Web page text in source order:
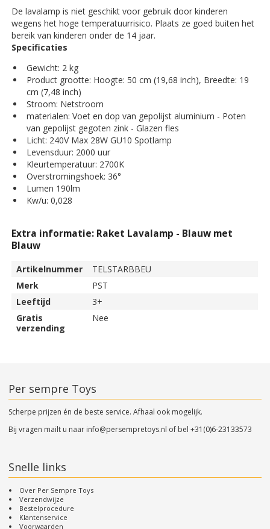
De lavalamp is niet geschikt voor gebruik door kinderen
wegens het hoge temperatuurrisico. Plaats ze goed buiten het
bereik van kinderen onder de 14 jaar.
Specificaties
Gewicht: 2 kg
Product grootte: Hoogte: 50 cm (19,68 inch), Breedte: 19
cm (7,48 inch)
Stroom: Netstroom
materialen: Voet en dop van gepolijst aluminium - Poten
van gepolijst gegoten zink - Glazen fles
Licht: 240V Max 28W GU10 Spotlamp
Levensduur: 2000 uur
Kleurtemperatuur: 2700K
Overstromingshoek: 36°
Lumen 190lm
Kw/u: 0,028
Extra informatie: Raket Lavalamp - Blauw met
Blauw
Artikelnummer
TELSTARBBEU
Merk
PST
Leeftijd
3+
Gratis
verzending
Nee
Per sempre Toys
Scherpe prijzen én de beste service. Afhaal ook mogelijk.
Bij vragen mailt u naar info@persempretoys.nl of bel+31(0)6-23133573
Snelle links
Over Per Sempre Toys
Verzendwijze
Bestelprocedure
Klantenservice
Voorwaarden